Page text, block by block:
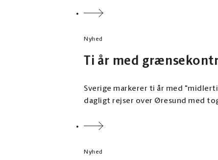
Nyhed
Ti år med
Sverige markerer ti år med
dagligt rejser over Øresund med
Nyhed